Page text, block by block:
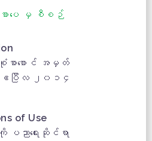
ာပေ မှ စီစဉ်
စာစောင် အမှတ်
ပြီလ ၂၀၁၄
of Use
ပညာရေးဆိုင်ရာ